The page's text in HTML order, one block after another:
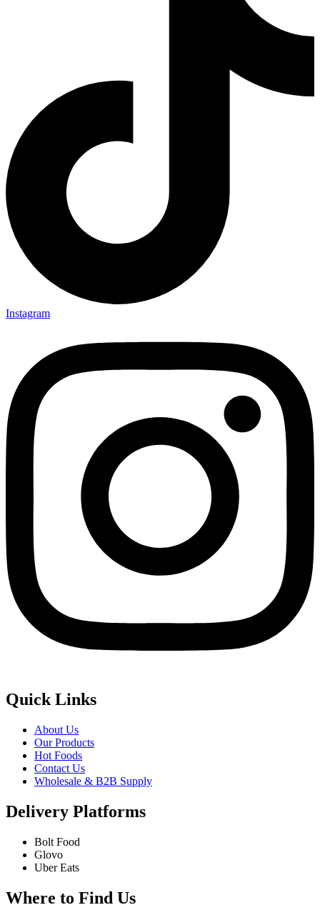
Instagram
Quick Links
About Us
Our Products
Hot Foods
Contact Us
Wholesale & B2B Supply
Delivery Platforms
Bolt Food
Glovo
Uber Eats
Where to Find Us